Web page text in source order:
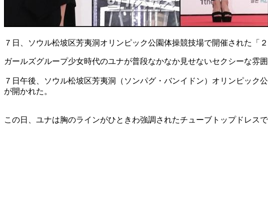
７日、ソウル松坡区芳夷洞オリンピック公園体操競技場で開催された「
ガールズグループ少女時代のユナが普段なかなか見せないセクシーな雰
７日午後、ソウル松坡区芳夷洞（ソンパグ・バンイドン）オリンピッ
が開かれた。
この日、ユナは胸のラインがひときわ強調されたチューブトップドレス